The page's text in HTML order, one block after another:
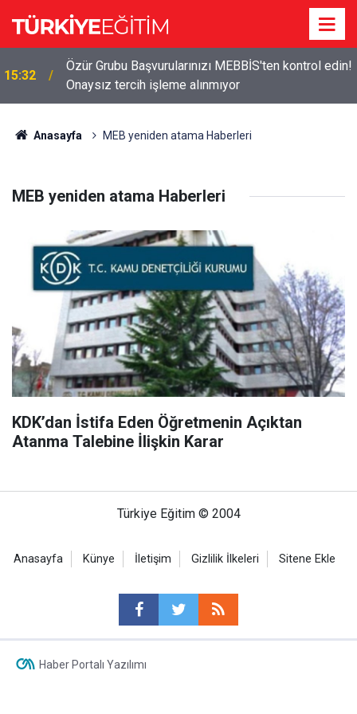
15:32
Özür Grubu Başvurularınızı MEBBİS'ten kontrol edin!
Onaysız tercih işleme alınmıyor
Anasayfa MEB yeniden atama Haberleri
MEB yeniden atama Haberleri
KDK’dan İstifa Eden Öğretmenin Açıktan
Atanma Talebine İlişkin Karar
Türkiye Eğitim © 2004
Anasayfa Künye İletişim Gizlilik İlkeleri Sitene Ekle
Haber Portalı Yazılımı